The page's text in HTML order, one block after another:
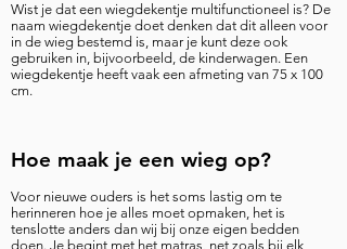
Wist je dat een wiegdekentje multifunctioneel is? De
naam wiegdekentje doet denken dat dit alleen voor
in de wieg bestemd is, maar je kunt deze ook
gebruiken in, bijvoorbeeld, de kinderwagen. Een
wiegdekentje heeft vaak een afmeting van 75 x 100
cm.
Hoe maak je een wieg op?
Voor nieuwe ouders is het soms lastig om te
herinneren hoe je alles moet opmaken, het is
tenslotte anders dan wij bij onze eigen bedden
doen. Je begint met het matras, net zoals bij elk